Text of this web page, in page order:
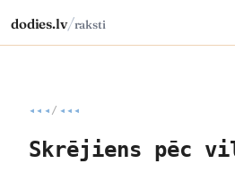
dodies.lv/raksti
◂◂◂ / ◂◂◂
Skrējiens pēc